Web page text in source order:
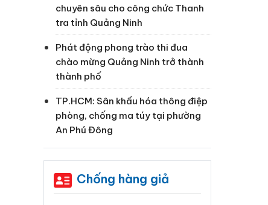
chuyên sâu cho công chức Thanh
tra tỉnh Quảng Ninh
Phát động phong trào thi đua
chào mừng Quảng Ninh trở thành
thành phố
TP.HCM: Sân khấu hóa thông điệp
phòng, chống ma túy tại phường
An Phú Đông
Chống hàng giả